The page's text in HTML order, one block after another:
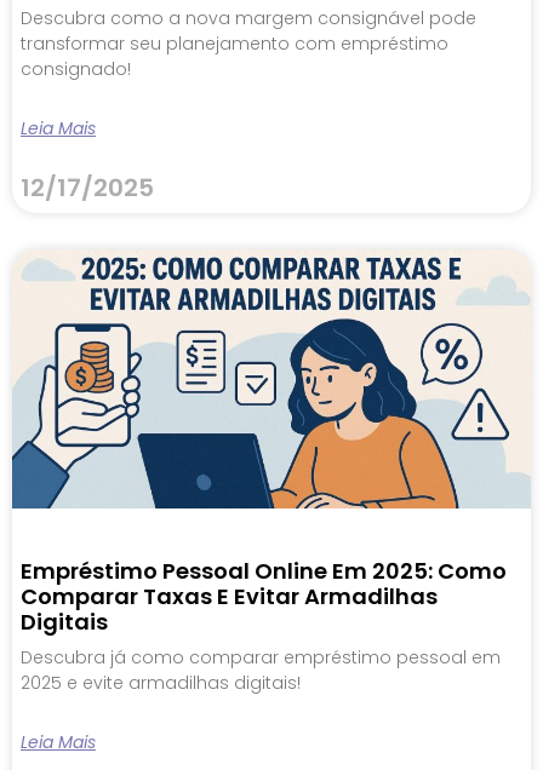
Descubra como a nova margem consignável pode
transformar seu planejamento com empréstimo
consignado!
Leia Mais
12/17/2025
Empréstimo Pessoal Online Em 2025: Como
Comparar Taxas E Evitar Armadilhas
Digitais
Descubra já como comparar empréstimo pessoal em
2025 e evite armadilhas digitais!
Leia Mais